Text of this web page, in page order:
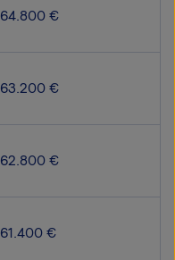
64.800 €
63.200 €
62.800 €
61.400 €